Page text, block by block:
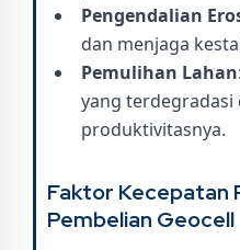
Pengendalian
dan menjaga
Pemulihan Lahan
yang terdegradasi
produktivitasnya.
Faktor Kecepatan
Pembelian Geocell